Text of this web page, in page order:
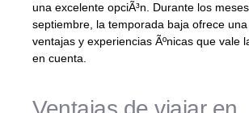
una excelente opciÃ³n. Durante los
septiembre, la temporada baja ofrece
ventajas y experiencias Ãºnicas que vale
en cuenta.